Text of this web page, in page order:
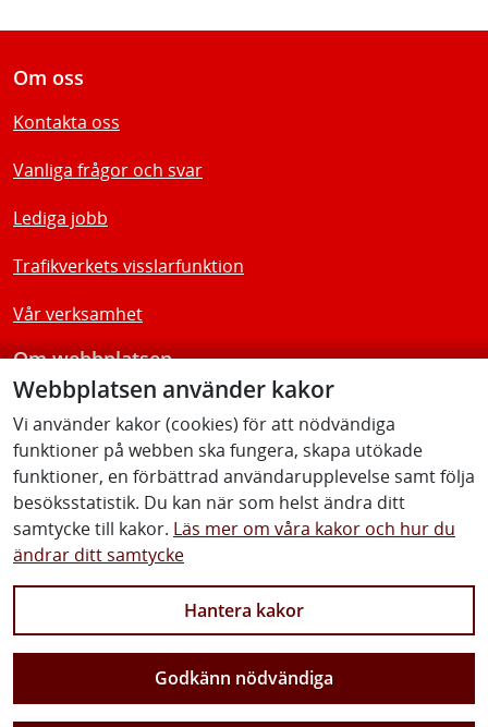
Webbplatsen använder kakor
Vi använder kakor (cookies) för att nödvändiga
funktioner på webben ska fungera, skapa utökade
funktioner, en förbättrad användarupplevelse samt följa
besöksstatistik. Du kan när som helst ändra ditt
samtycke till kakor. Läs mer om våra kakor och hur du
ändrar ditt samtycke
Hantera kakor
Godkänn nödvändiga
Vi gör Sverige närmare
Om oss
Kontakta oss
Vanliga frågor och svar
Lediga jobb
Trafikverkets visslarfunktion
Vår verksamhet
Om webbplatsen
Tillgänglighetsredogörelse
Följ oss
Facebook Youtube